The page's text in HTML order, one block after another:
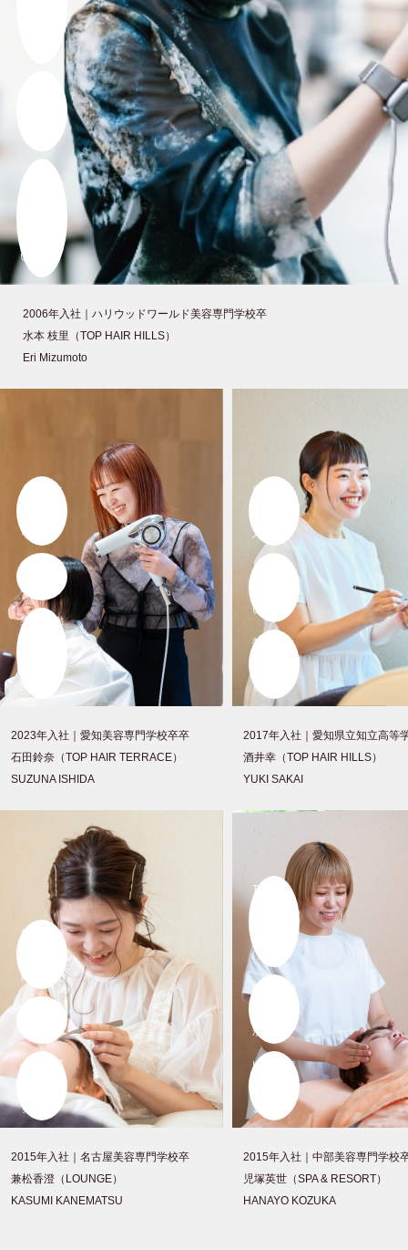
心から、
います。
2006年入社｜ ハリウッドワールド美容専門学校卒
水本 枝里（TOP HAIR HILLS）
Eri Mizumoto
人と人と
りや
絆を大切
にして
笑顔で働
所。
2023年入社｜愛知美容専門学校卒卒
石田鈴奈（TOP HAIR TERRACE）
SUZUNA ISHIDA
自分を丸
入れて
くれる、
い場所で
夢がひと
した。
2017年入社｜愛知県立知立高等
酒井幸（TOP HAIR HILLS）
YUKI SAKAI
お客様の
目に
寄り添え
心から感
す。
2015年入社｜名古屋美容専門学校卒
兼松香澄（LOUNGE）
KASUMI KANEMATSU
TOP
げで
技術も知
かたも、
いい方向
ました。
2015年入社｜中部美容専門学校
児塚英世（SPA & RESORT）
HANAYO KOZUKA